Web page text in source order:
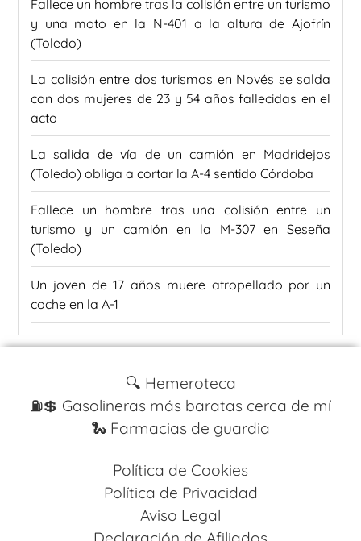
Fallece un hombre tras la colisión entre un turismo
y una moto en la N-401 a la altura de Ajofrín
(Toledo)
La colisión entre dos turismos en Novés se salda
con dos mujeres de 23 y 54 años fallecidas en el
acto
La salida de vía de un camión en Madridejos
(Toledo) obliga a cortar la A-4 sentido Córdoba
Fallece un hombre tras una colisión entre un
turismo y un camión en la M-307 en Seseña
(Toledo)
Un joven de 17 años muere atropellado por un
coche en la A-1
🔍 Hemeroteca
⛽️💲 Gasolineras más baratas cerca de mí
🐍 Farmacias de guardia
Política de Cookies
Política de Privacidad
Aviso Legal